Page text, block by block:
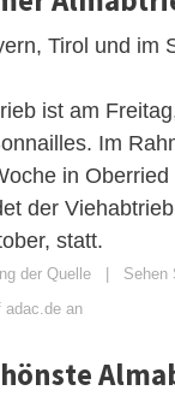
Tirol und im
ist am
Im
in Oberried
der
statt.
der Quelle | Sehen
adac.de an